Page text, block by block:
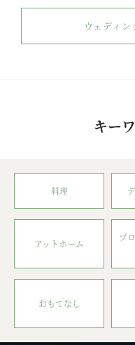
ウェディ
キー
料理
アットホーム
プ
おもてなし